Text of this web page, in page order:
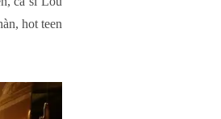
hot teen